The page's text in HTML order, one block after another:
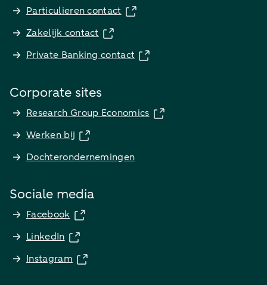
Particulieren contact
Zakelijk contact
Private Banking contact
Corporate sites
Research Group Economics
Werken bij
Dochterondernemingen
Sociale media
Facebook
LinkedIn
Instagram